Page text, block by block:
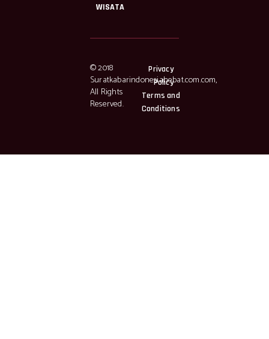
WISATA
© 2018
Suratkabarindonesiahebat.com.com,
All Rights
Reserved.
Privacy
Policy
Terms and
Conditions